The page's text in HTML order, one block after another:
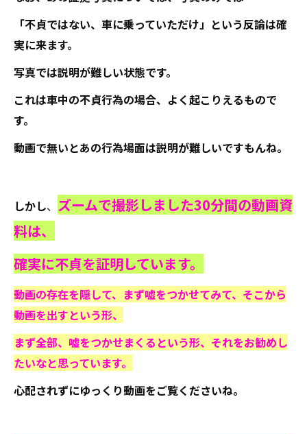
「不貞ではない、車に乗っていただけ」という反論は確
実に来ます。
写真では説明が難しい状態です。
これは車中の不貞行為の場合、よく起こりえるもので
す。
動画で無いとあの行為場面は説明が難しいですもんね。
しかし、 ズームで撮影しました30分間の動画資
料は、
確実に不貞を証明しています。
動画の存在を隠して、まず嘘をつかせてみて、そこから
動画を出すという形、
まず全部、嘘をつかせまくるという形、それをお勧めし
たいなと思っています。
心配されずにゆっくり動画をご覧くださいね。